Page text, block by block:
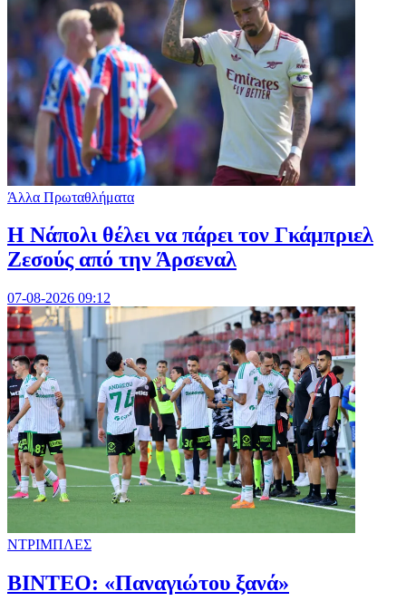
Άλλα Πρωταθλήματα
Η Νάπολι θέλει να πάρει τον Γκάμπριελ
Ζεσούς από την Άρσεναλ
07-08-2026 09:12
ΝΤΡΙΜΠΛΕΣ
ΒΙΝΤΕΟ: «Παναγιώτου ξανά»